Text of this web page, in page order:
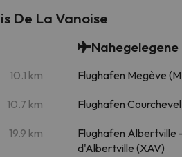
De La Vanoise
10.1 km
10.7 km
19.9 km
Flughafen Megève
Flughafen
Flughafen Albertville
d'Albertville (XAV)